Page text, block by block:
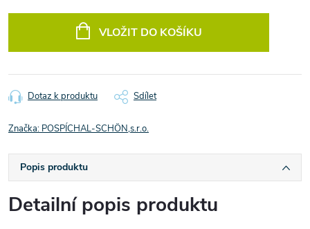
VLOŽIT DO KOŠÍKU
Dotaz k produktu Sdílet
Značka: POSPÍCHAL-SCHÖN,s.r.o.
Popis produktu
Detailní popis produktu